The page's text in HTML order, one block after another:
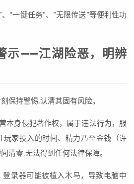
、“一键任务”、“无限传送”等便利性功
示——江湖险恶，明辨
保持警惕,认清其固有风险。
本身侵犯著作权，属于违法行为，服
玩家投入的时间、精力乃至金钱（许
清零,无法得到任何法律保障。
登录器可能被植入木马，导致电脑中